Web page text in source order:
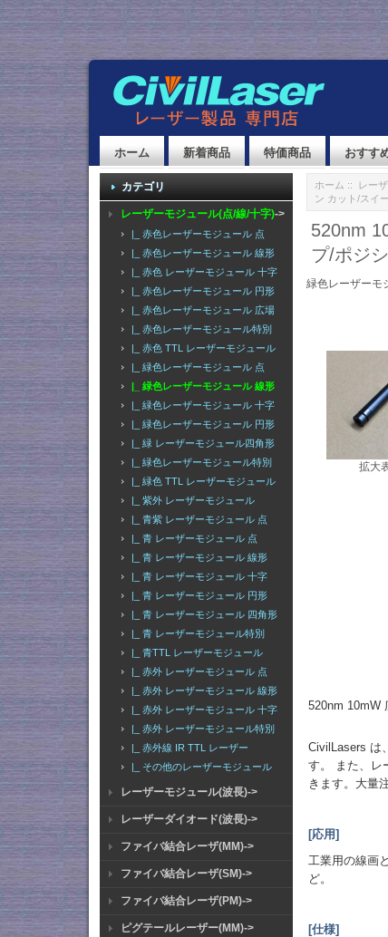
ホーム 新着商品 特価商品 おすす
カテゴリ
レーザーモジュール(点/線/十字)->
|_ 赤色レーザーモジュール 点
|_ 赤色レーザーモジュール 線形
|_ 赤色 レーザーモジュール 十字
|_ 赤色レーザーモジュール 円形
|_ 赤色レーザーモジュール 広場
|_ 赤色レーザーモジュール特別
|_ 赤色 TTL レーザーモジュール
|_ 緑色レーザーモジュール 点
|_ 緑色レーザーモジュール 線形
|_ 緑色レーザーモジュール 十字
|_ 緑色レーザーモジュール 円形
|_ 緑 レーザーモジュール四角形
|_ 緑色レーザーモジュール特別
|_ 緑色 TTL レーザーモジュール
|_ 紫外 レーザーモジュール
|_ 青紫 レーザーモジュール 点
|_ 青 レーザーモジュール 点
|_ 青 レーザーモジュール 線形
|_ 青 レーザーモジュール 十字
|_ 青 レーザーモジュール 円形
|_ 青 レーザーモジュール 四角形
|_ 青 レーザーモジュール特別
|_ 青TTL レーザーモジュール
|_ 赤外 レーザーモジュール 点
|_ 赤外 レーザーモジュール 線形
|_ 赤外 レーザーモジュール 十字
|_ 赤外 レーザーモジュール特別
|_ 赤外線 IR TTL レーザー
|_ その他のレーザーモジュール
レーザーモジュール(波長)->
レーザーダイオード(波長)->
ファイバ結合レーザ(MM)->
ファイバ結合レーザ(SM)->
ファイバ結合レーザ(PM)->
ピグテールレーザー(MM)->
ホーム :: レー
ン カット/スイ
520nm
プ/ポジ
緑色レーザーモ
拡大
520nm 10mW
CivilLasers は
す。 また、レ
きます。大量
[応用]
工業用の線画
ど。
[仕様]